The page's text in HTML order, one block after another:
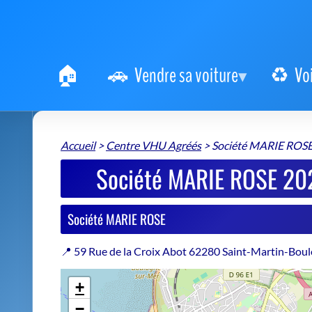
Vendre sa voiture
Accueil> Centre VHU Agréés>Société MARIE
Société MARIE ROSE
Société MARIE ROSE
📍 59 Rue de la Croix Abot 62280 Saint-Martin-
+